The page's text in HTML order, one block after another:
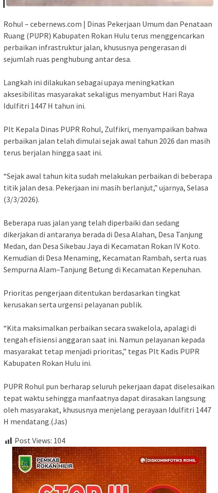
Rohul – cebernews.com | Dinas Pekerjaan Umum dan Penataan
Ruang (PUPR) Kabupaten Rokan Hulu terus menggencarkan
perbaikan infrastruktur jalan, khususnya pengerasan di
sejumlah ruas penghubung antar desa.
‎Langkah ini dilakukan sebagai upaya meningkatkan
aksesibilitas masyarakat sekaligus menyambut Hari Raya
Idulfitri 1447 H tahun ini.
‎Plt Kepala Dinas PUPR Rohul, Zulfikri, menyampaikan bahwa
perbaikan jalan telah dimulai sejak awal tahun 2026 dan masih
terus berjalan hingga saat ini.
‎“Sejak awal tahun kita sudah melakukan perbaikan di beberapa
titik jalan desa. Pekerjaan ini masih berlanjut,” ujarnya, Selasa
(3/3/2026).
‎Beberapa ruas jalan yang telah diperbaiki dan sedang
dikerjakan di antaranya berada di Desa Alahan, Desa Tanjung
Medan, dan Desa Sikebau Jaya di Kecamatan Rokan IV Koto.
Kemudian di Desa Menaming, Kecamatan Rambah, serta ruas
Sempurna Alam–Tanjung Betung di Kecamatan Kepenuhan.
‎Prioritas pengerjaan ditentukan berdasarkan tingkat
kerusakan serta urgensi pelayanan publik.
‎“Kita maksimalkan perbaikan secara swakelola, apalagi di
tengah efisiensi anggaran saat ini. Namun pelayanan kepada
masyarakat tetap menjadi prioritas,” tegas Plt Kadis PUPR
Kabupaten Rokan Hulu ini.
‎PUPR Rohul pun berharap seluruh pekerjaan dapat diselesaikan
tepat waktu sehingga manfaatnya dapat dirasakan langsung
oleh masyarakat, khususnya menjelang perayaan Idulfitri 1447
H mendatang.(Jas)
Post Views: 104